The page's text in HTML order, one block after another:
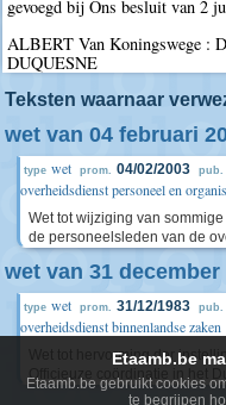
gevoegd bij Ons besluit van 2
ALBERT Van Koningswege :
DUQUESNE
Teksten waarnaar
wet van 04 februari
type wet prom. 04/02/2003 pub.
overheidsdienst personeel en
Wet tot wijziging van
de personeelsleden van de
wet van 31 december
type wet prom. 31/12/1983 pub.
overheidsdienst binnenlandse zaken
Wet tot hervorming der
Officieuze coördinatie in het
Etaamb.be
Etaamb.be gebruikt cookies
te begrijpen